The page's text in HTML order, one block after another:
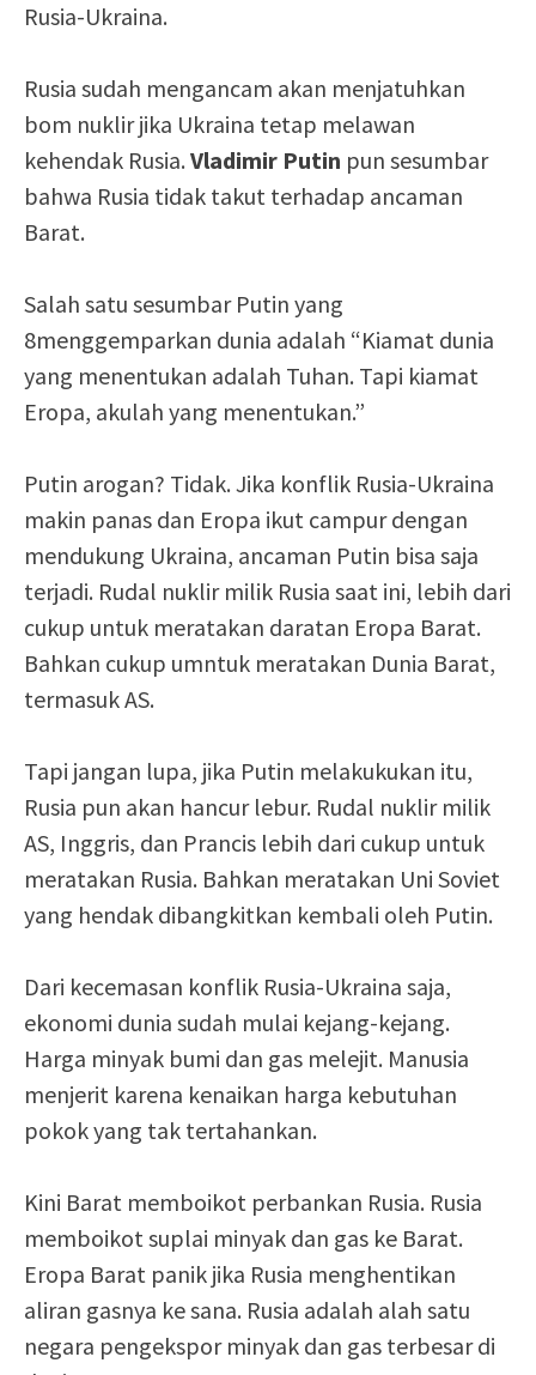
Rusia-Ukraina.
Rusia sudah mengancam akan menjatuhkan
bom nuklir jika Ukraina tetap melawan
kehendak Rusia. Vladimir Putin pun sesumbar
bahwa Rusia tidak takut terhadap ancaman
Barat.
Salah satu sesumbar Putin yang
8menggemparkan dunia adalah “Kiamat dunia
yang menentukan adalah Tuhan. Tapi kiamat
Eropa, akulah yang menentukan.”
Putin arogan? Tidak. Jika konflik Rusia-Ukraina
makin panas dan Eropa ikut campur dengan
mendukung Ukraina, ancaman Putin bisa saja
terjadi. Rudal nuklir milik Rusia saat ini, lebih dari
cukup untuk meratakan daratan Eropa Barat.
Bahkan cukup umntuk meratakan Dunia Barat,
termasuk AS.
Tapi jangan lupa, jika Putin melakukukan itu,
Rusia pun akan hancur lebur. Rudal nuklir milik
AS, Inggris, dan Prancis lebih dari cukup untuk
meratakan Rusia. Bahkan meratakan Uni Soviet
yang hendak dibangkitkan kembali oleh Putin.
Dari kecemasan konflik Rusia-Ukraina saja,
ekonomi dunia sudah mulai kejang-kejang.
Harga minyak bumi dan gas melejit. Manusia
menjerit karena kenaikan harga kebutuhan
pokok yang tak tertahankan.
Kini Barat memboikot perbankan Rusia. Rusia
memboikot suplai minyak dan gas ke Barat.
Eropa Barat panik jika Rusia menghentikan
aliran gasnya ke sana. Rusia adalah alah satu
negara pengekspor minyak dan gas terbesar di